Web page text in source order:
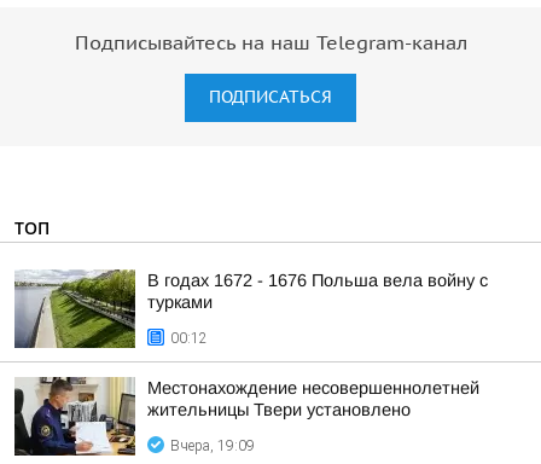
Подписывайтесь на наш Telegram-канал
ПОДПИСАТЬСЯ
ТОП
В годах 1672 - 1676 Польша вела войну с
турками
00:12
Местонахождение несовершеннолетней
жительницы Твери установлено
Вчера, 19:09